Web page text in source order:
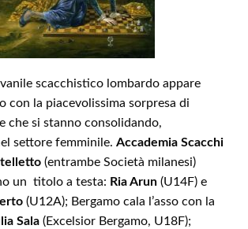
scacchistico lombardo appare
con la piacevolissima sorpresa di
che si stanno consolidando,
settore femminile. Accademia Scacchi
(entrambe Società milanesi)
un titolo a testa: Ria Arun (U14F) e
(U12A); Bergamo cala l’asso con la
Sala (Excelsior Bergamo, U18F);